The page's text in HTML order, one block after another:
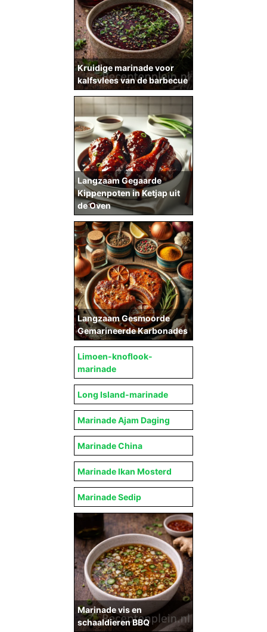
Kruidige marinade voor
kalfsvlees van de barbecue
Langzaam Gegaarde
Kippenpoten in Ketjap uit
de Oven
Langzaam Gesmoorde
Gemarineerde Karbonades
Limoen-knoflook-
marinade
Long Island-marinade
Marinade Ajam Daging
Marinade China
Marinade Ikan Mosterd
Marinade Sedip
Marinade vis en
schaaldieren BBQ